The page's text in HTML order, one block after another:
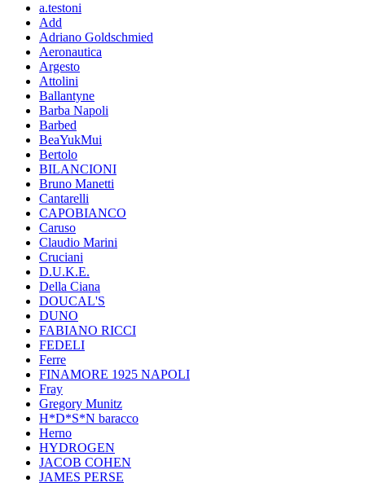
a.testoni
Add
Adriano Goldschmied
Aeronautica
Argesto
Attolini
Ballantyne
Barba Napoli
Barbed
BeaYukMui
Bertolo
BILANCIONI
Bruno Manetti
Cantarelli
CAPOBIANCO
Caruso
Claudio Marini
Cruciani
D.U.K.E.
Della Ciana
DOUCAL'S
DUNO
FABIANO RICCI
FEDELI
Ferre
FINAMORE 1925 NAPOLI
Fray
Gregory Munitz
H*D*S*N baracco
Herno
HYDROGEN
JACOB COHEN
JAMES PERSE